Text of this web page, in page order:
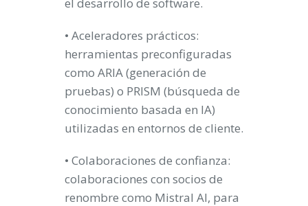
• Aceleradores prácticos:
herramientas preconfiguradas
como ARIA (generación de
pruebas) o PRISM (búsqueda de
conocimiento basada en IA)
utilizadas en entornos de cliente.
• Colaboraciones de confianza:
colaboraciones con socios de
renombre como Mistral AI, para